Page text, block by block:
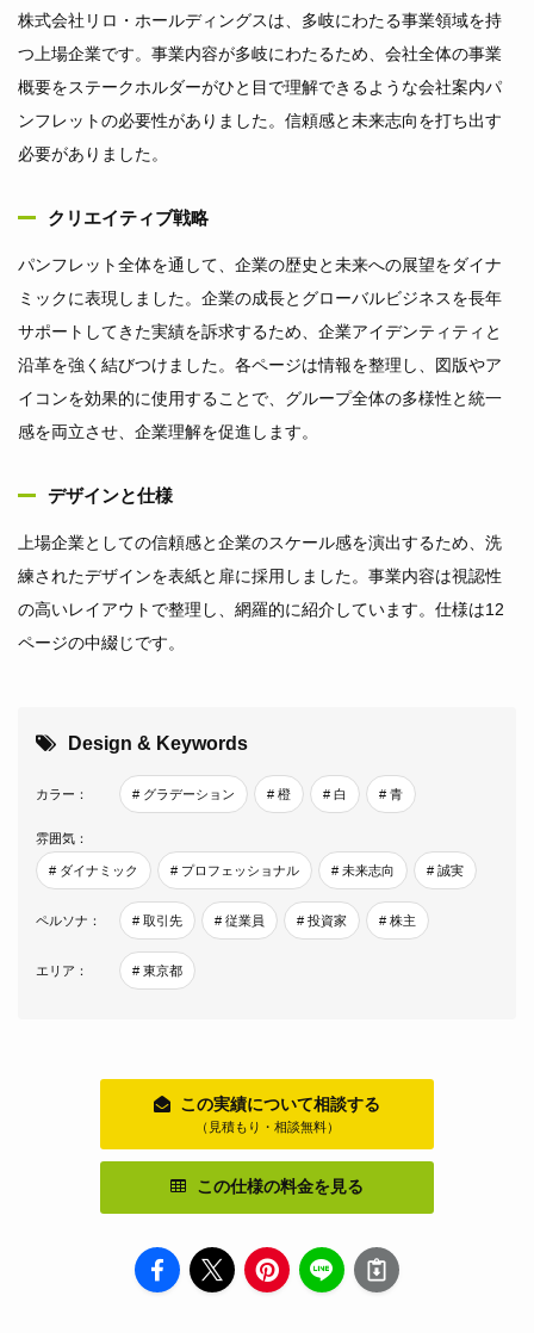
株式会社リロ・ホールディングスは、多岐にわたる事業領域を持
つ上場企業です。事業内容が多岐にわたるため、会社全体の事業
概要をステークホルダーがひと目で理解できるような会社案内パ
ンフレットの必要性がありました。信頼感と未来志向を打ち出す
必要がありました。
クリエイティブ戦略
パンフレット全体を通して、企業の歴史と未来への展望をダイナ
ミックに表現しました。企業の成長とグローバルビジネスを長年
サポートしてきた実績を訴求するため、企業アイデンティティと
沿革を強く結びつけました。各ページは情報を整理し、図版やア
イコンを効果的に使用することで、グループ全体の多様性と統一
感を両立させ、企業理解を促進します。
デザインと仕様
上場企業としての信頼感と企業のスケール感を演出するため、洗
練されたデザインを表紙と扉に採用しました。事業内容は視認性
の高いレイアウトで整理し、網羅的に紹介しています。仕様は12
ページの中綴じです。
Design & Keywords
カラー： # グラデーション # 橙 # 白 # 青
雰囲気：
# ダイナミック # プロフェッショナル # 未来志向 # 誠実
ペルソナ： # 取引先 # 従業員 # 投資家 # 株主
エリア： # 東京都
この実績について相談する
（見積もり・相談無料）
この仕様の料金を見る